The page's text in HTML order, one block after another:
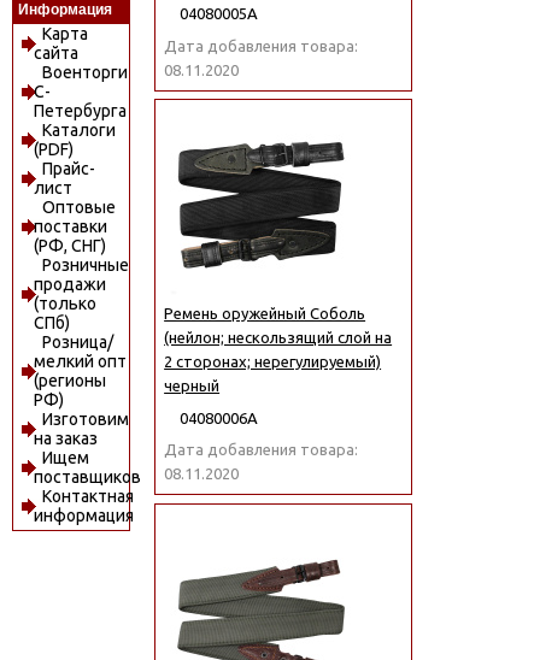
Информация
Карта
сайта
Военторги
С-
Петербурга
Каталоги
(PDF)
Прайс-
лист
Оптовые
поставки
(РФ, СНГ)
Розничные
продажи
(только
СПб)
Розница/
мелкий опт
(регионы
РФ)
Изготовим
на заказ
Ищем
поставщиков
Контактная
информация
04080005А
Дата добавления товара:
08.11.2020
Ремень оружейный Соболь
(нейлон; нескользящий слой на
2 сторонах; нерегулируемый)
черный
04080006А
Дата добавления товара:
08.11.2020